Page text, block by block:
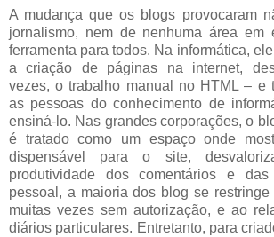
A mudança que os blogs provocaram
jornalismo, nem de nenhuma área em
ferramenta para todos. Na informática,
a criação de páginas na internet,
vezes, o trabalho manual no HTML – e
as pessoas do conhecimento de
ensiná-lo. Nas grandes corporações, o
é tratado como um espaço onde
dispensável para o site,
produtividade dos comentários e
pessoal, a maioria dos blog se
muitas vezes sem autorização, e ao
diários particulares. Entretanto, para